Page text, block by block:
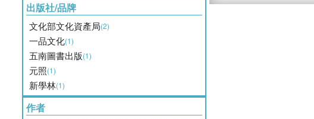
出版社/品牌
文化部文化資產局(2)
一品文化(1)
五南圖書出版(1)
元照(1)
新學林(1)
作者